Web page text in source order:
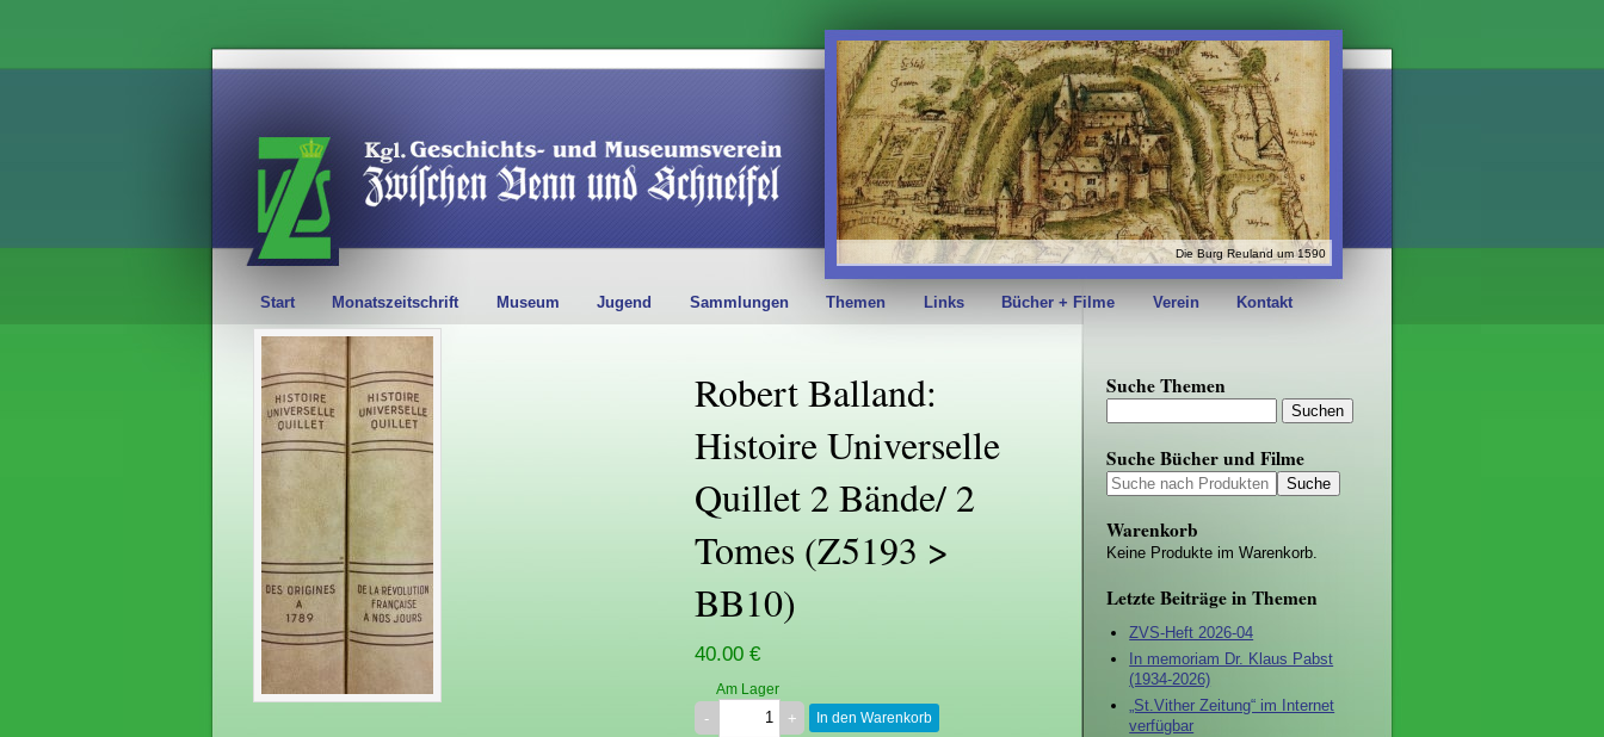
Die Burg Reuland um 1590
Start Monatszeitschrift Museum Jugend Sammlungen Themen Links Bücher + Filme Verein Kontakt
Robert Balland:
Histoire Universelle
Quillet 2 Bände/ 2
Tomes (Z5193 >
BB10)
40.00 €
Am Lager
In den Warenkorb
Suche Themen
Suche Bücher und Filme
Warenkorb
Keine Produkte im Warenkorb.
Letzte Beiträge in Themen
ZVS-Heft 2026-04
In memoriam Dr. Klaus Pabst
(1934-2026)
„St.Vither Zeitung“ im Internet
verfügbar